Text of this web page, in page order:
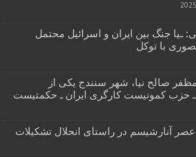
ـیا جنگ بین ایران و اسرائیل محتمل
با توکل
صالح نیا، شهر سنندج یکی از
حزب کمونیست کارگری ایران ـ حکمتیست
عصر آنارشیسم در راستای انحلال تشکیلات